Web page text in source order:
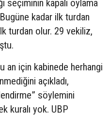
seçiminin kapalı oylama
kadar ilk turdan
turdan olur. 29 vekiliz,
an için kabinede herhangi
açıkladı,
söylemini
kuralı yok. UBP